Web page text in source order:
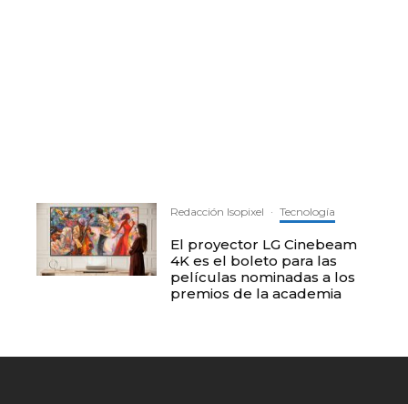
Redacción Isopixel · Tecnología
El proyector LG Cinebeam
4K es el boleto para las
películas nominadas a los
premios de la academia